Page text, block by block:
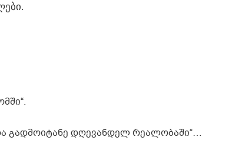
გადმოიტანე დღევანდელ რეალობაში“…